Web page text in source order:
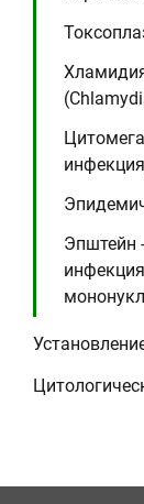
Эпштейн